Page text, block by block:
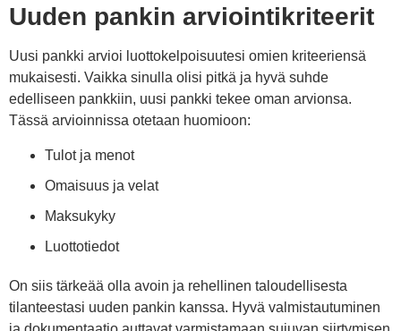
Uuden pankin arviointikriteerit
Uusi pankki arvioi luottokelpoisuutesi omien kriteeriensä
mukaisesti. Vaikka sinulla olisi pitkä ja hyvä suhde
edelliseen pankkiin, uusi pankki tekee oman arvionsa.
Tässä arvioinnissa otetaan huomioon:
Tulot ja menot
Omaisuus ja velat
Maksukyky
Luottotiedot
On siis tärkeää olla avoin ja rehellinen taloudellisesta
tilanteestasi uuden pankin kanssa. Hyvä valmistautuminen